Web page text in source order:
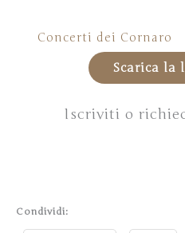
Concerti dei Cornaro
Scarica la
Iscriviti o
Condividi: